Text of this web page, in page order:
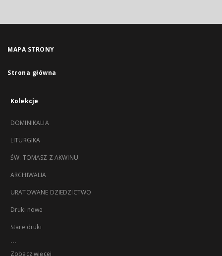
MAPA STRONY
Strona główna
Kolekcje
DOMINIKALIA
LITURGIKA
ŚW. TOMASZ Z AKWINU
ARCHIWALIA
URATOWANE DZIEDZICTWO
Druki nowe
Stare druki
...
Zobacz więcej